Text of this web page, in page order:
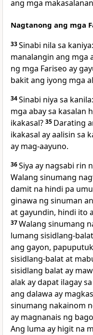
ang mga
Nagtanong ang mga
33Sinabi nila sa
manalangin ang mga
ng mga Fariseo ay
bakit ang iyong mga
34Sinabi niya sa
mga abay sa kasalan
ikakasal? 35 Darating
ikakasal ay aalisin sa
ay mag-aayuno.
36Siya ay nagsabi rin
Walang sinumang
damit na hindi pa
ginawa ng sinuman
at gayundin, hindi ito
37Walang sinumang
lumang sisidlang-
ang gayon,
sisidlang-balat at
sisidlang balat ay
alak ay dapat ilagay
ang dalawa ay
sinumang nakainom
ay magnanais ng
Ang luma ay higit na